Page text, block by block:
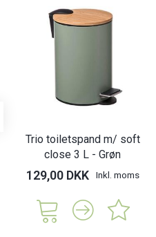
Trio toiletspand m/ soft
close 3 L - Grøn
129,00 DKK Inkl. moms